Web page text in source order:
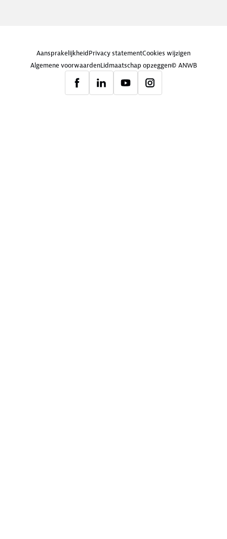
AansprakelijkheidPrivacy statementCookies wijzigen
Algemene voorwaardenLidmaatschap opzeggen© ANWB